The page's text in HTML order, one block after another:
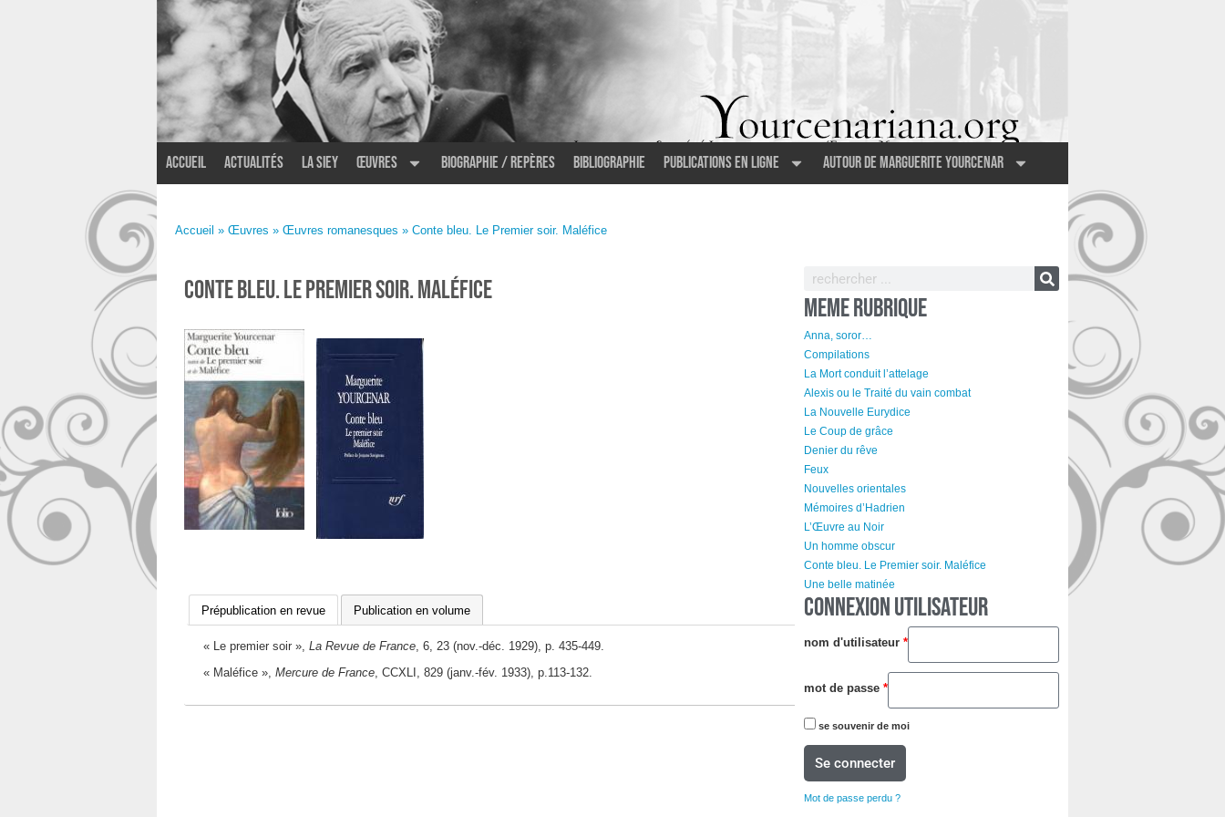
Accueil Actualités La SIEY Œuvres Biographie / Repères Bibliographie Publications en ligne Autour de Marguerite Yourcenar
Accueil » Œuvres » Œuvres romanesques » Conte bleu. Le Premier soir. Maléfice
Conte bleu. Le Premier soir. Maléfice
Prépublication en revue Publication en volume
« Le premier soir », La Revue de France, 6, 23 (nov.-déc. 1929), p. 435-449.
« Maléfice », Mercure de France, CCXLI, 829 (janv.-fév. 1933), p.113-132.
MEME RUBRIQUE
Anna, soror…
Compilations
La Mort conduit l’attelage
Alexis ou le Traité du vain combat
La Nouvelle Eurydice
Le Coup de grâce
Denier du rêve
Feux
Nouvelles orientales
Mémoires d’Hadrien
L’Œuvre au Noir
Un homme obscur
Conte bleu. Le Premier soir. Maléfice
Une belle matinée
CONNEXION UTILISATEUR
nom d'utilisateur *
mot de passe *
se souvenir de moi
Se connecter
Mot de passe perdu ?